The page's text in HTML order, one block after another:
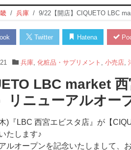
兵庫 9/22【開店】CIQUETO LBC
Twitter Hatena
兵庫, 化粧品・サプリメント 小売店,
LBC market
リニューアルオー
)『LBC 西宮エビスタ店』が【
たします♪
ルオープンを記念いたしまして、